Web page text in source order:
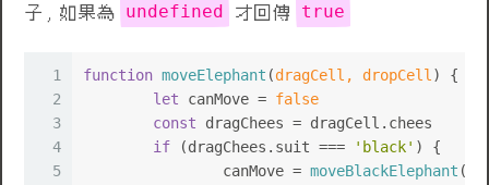
子 , 如果為
undefined 才回傳 true
1
2
3
4
5
function moveElephant (dragCell, dropCell ) {
let canMove = false
const dragChees = dragCell. chees
if (dragChees. suit === 'black' ) {
		canMove =
moveBlackElephant